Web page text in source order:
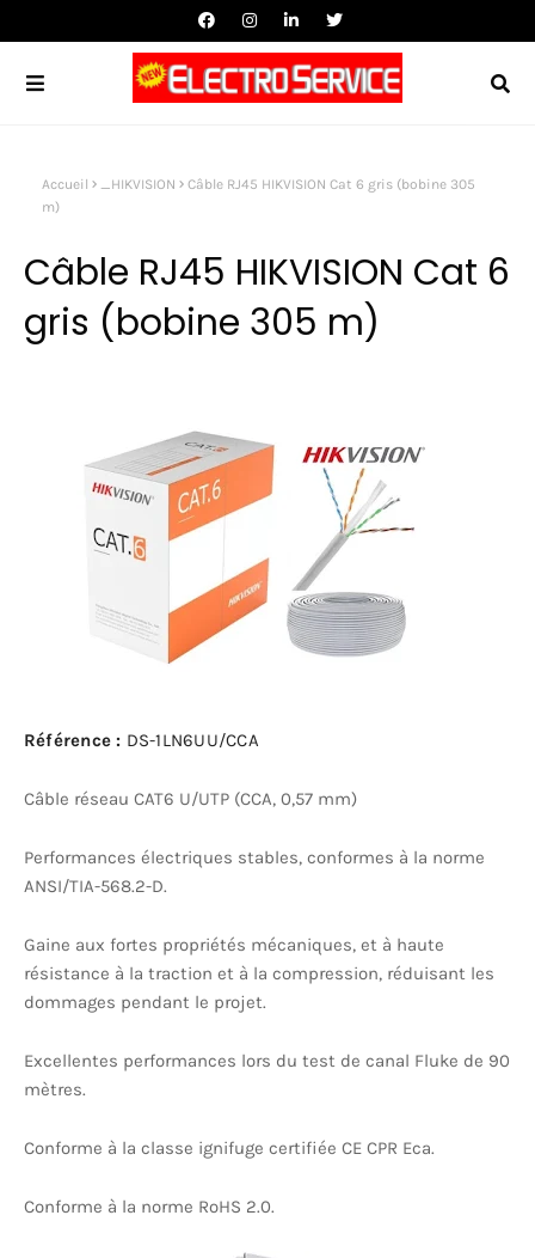
Accueil _HIKVISION
Câble RJ45 HIKVISION Cat 6 gris (bobine 305
m)
Câble RJ45 HIKVISION Cat 6
gris (bobine 305 m)
Référence : DS-1LN6UU/CCA
Câble réseau CAT6 U/UTP (CCA, 0,57 mm)
Performances électriques stables, conformes à la norme
ANSI/TIA-568.2-D.
Gaine aux fortes propriétés mécaniques, et à haute
résistance à la traction et à la compression, réduisant les
dommages pendant le projet.
Excellentes performances lors du test de canal Fluke de 90
mètres.
Conforme à la classe ignifuge certifiée CE CPR Eca.
Conforme à la norme RoHS 2.0.